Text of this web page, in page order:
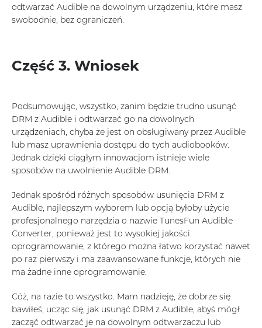
odtwarzać Audible na dowolnym urządzeniu, które masz
swobodnie, bez ograniczeń.
Część 3. Wniosek
Podsumowując, wszystko, zanim będzie trudno usunąć
DRM z Audible i odtwarzać go na dowolnych
urządzeniach, chyba że jest on obsługiwany przez Audible
lub masz uprawnienia dostępu do tych audiobooków.
Jednak dzięki ciągłym innowacjom istnieje wiele
sposobów na uwolnienie Audible DRM.
Jednak spośród różnych sposobów usunięcia DRM z
Audible, najlepszym wyborem lub opcją byłoby użycie
profesjonalnego narzędzia o nazwie TunesFun Audible
Converter, ponieważ jest to wysokiej jakości
oprogramowanie, z którego można łatwo korzystać nawet
po raz pierwszy i ma zaawansowane funkcje, których nie
ma żadne inne oprogramowanie.
Cóż, na razie to wszystko. Mam nadzieję, że dobrze się
bawiłeś, ucząc się, jak usunąć DRM z Audible, abyś mógł
zacząć odtwarzać je na dowolnym odtwarzaczu lub